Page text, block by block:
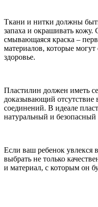
Ткани и нитки должны
запаха и окрашивать
смывающаяся краска –
материалов, которые могут
здоровье.
Пластилин должен иметь
доказывающий отсутствие
соединений. В идеале
натуральный и безопасный
Если ваш ребенок увлекся
выбрать не только
и материал, с которым он